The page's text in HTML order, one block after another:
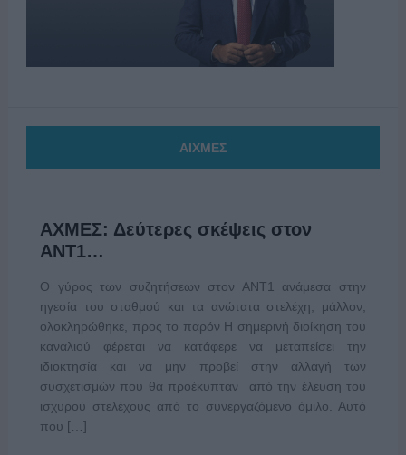
ΑΙΧΜΕΣ
ΑΧΜΕΣ: Δεύτερες σκέψεις στον
ΑΝΤ1…
Ο γύρος των συζητήσεων στον ΑΝΤ1 ανάμεσα στην
ηγεσία του σταθμού και τα ανώτατα στελέχη, μάλλον,
ολοκληρώθηκε, προς το παρόν Η σημερινή διοίκηση του
καναλιού φέρεται να κατάφερε να μεταπείσει την
ιδιοκτησία και να μην προβεί στην αλλαγή των
συσχετισμών που θα προέκυπταν από την έλευση του
ισχυρού στελέχους από το συνεργαζόμενο όμιλο. Αυτό
που […]